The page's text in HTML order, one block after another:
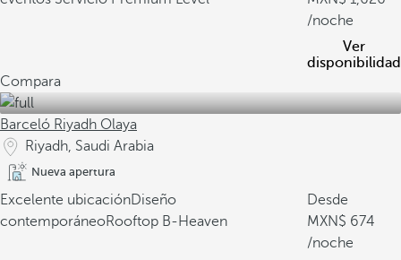
/noche
Ver
disponibilidad
Compara
Barceló Riyadh Olaya
Riyadh, Saudi Arabia
Nueva apertura
Excelente ubicaciónDiseño
contemporáneoRooftop B-Heaven
Desde
674
/noche